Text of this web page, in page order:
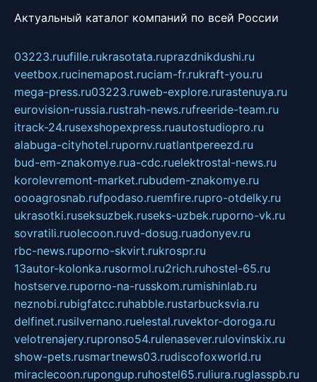
Актуальный каталог компаний по всей России
03223.ruufille.rukrasotata.ruprazdnikdushi.ru
veetbox.rucinemapost.ruciam-fr.rukraft-you.ru
mega-press.ru03223.ruweb-explore.rurastenuya.ru
eurovision-russia.rustrah-news.rufreeride-team.ru
itrack-24.rusexshopexpress.ruautostudiopro.ru
alabuga-cityhotel.rupornv.ruatlantpereezd.ru
bud-em-znakomye.rua-cdc.ruelektrostal-news.ru
korolevremont-market.rubudem-znakomye.ru
oooagrosnab.rufpodaso.ruemfire.rupro-otdelky.ru
ukrasotki.ruseksuzbek.ruseks-uzbek.ruporno-vk.ru
sovratili.ruolecoon.ruvd-dosug.ruadonyev.ru
rbc-news.ruporno-skvirt.rukrospr.ru
13autor-kolonka.rusormol.ru2rich.ruhostel-65.ru
hostserve.ruporno-na-russkom.rumishinlab.ru
neznobi.rubigfatcc.ruhabble.rustarbucksvia.ru
delfinet.rusilvernano.ruelestal.ruvektor-doroga.ru
velotrenajery.rupronso54.rulenasever.rulovinskix.ru
show-pets.rusmartnews03.rudiscofoxworld.ru
miraclecoon.rupongup.ruhostel65.ruliura.ruglasspb.ru